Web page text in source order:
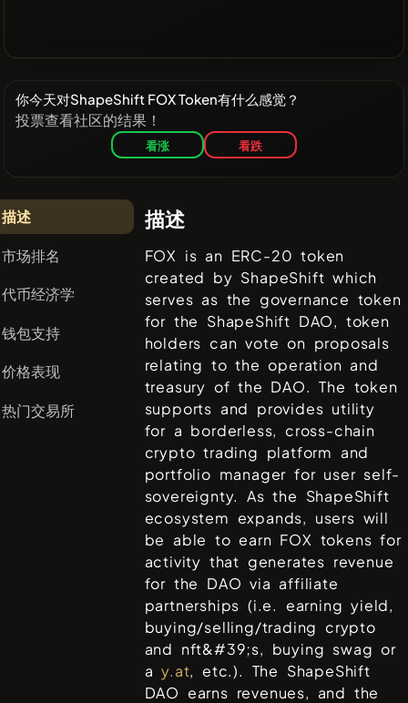
你今天对ShapeShift FOX Token有什么感觉？
投票查看社区的结果！
看涨 看跌
描述
市场排名
代币经济学
钱包支持
价格表现
热门交易所
描述
FOX is an ERC-20 token
created by ShapeShift which
serves as the governance token
for the ShapeShift DAO, token
holders can vote on proposals
relating to the operation and
treasury of the DAO. The token
supports and provides utility
for a borderless, cross-chain
crypto trading platform and
portfolio manager for user self-
sovereignty. As the ShapeShift
ecosystem expands, users will
be able to earn FOX tokens for
activity that generates revenue
for the DAO via affiliate
partnerships (i.e. earning yield,
buying/selling/trading crypto
and nft&#39;s, buying swag or
ay.at, etc.). The ShapeShift
DAO earns revenues, and the